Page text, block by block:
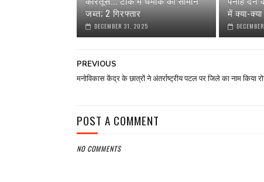
जब्त; 2 गिरफ्तार
DECEMBER 31, 2025
में क्या-
PREVIOUS
मनोविकास केंद्र के छात्रों ने अंतर्राष्ट्रीय पटल पर जिले का नाम किया
POST A COMMENT
NO COMMENTS